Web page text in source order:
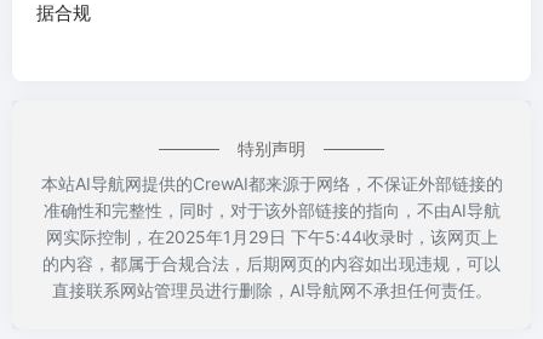
据合规
特别声明
本站AI导航网提供的CrewAI都来源于网络，不保证外部链接的
准确性和完整性，同时，对于该外部链接的指向，不由AI导航
网实际控制，在2025年1月29日 下午5:44收录时，该网页上
的内容，都属于合规合法，后期网页的内容如出现违规，可以
直接联系网站管理员进行删除，AI导航网不承担任何责任。